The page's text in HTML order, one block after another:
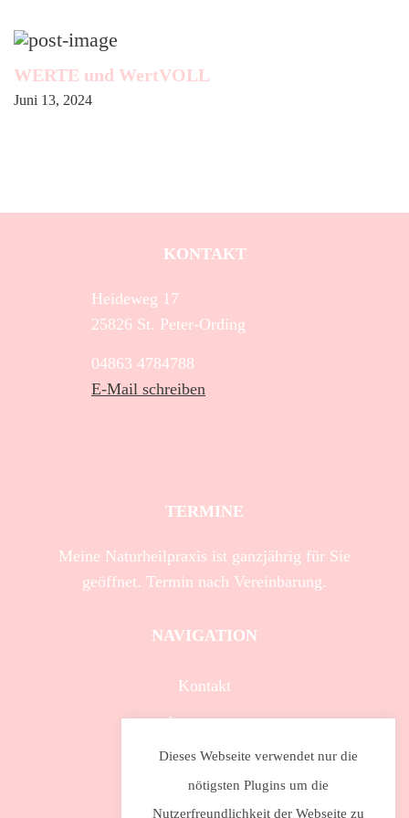
WERTE und WertVOLL
Juni 13, 2024
KONTAKT
Heideweg 17
25826 St. Peter-Ording
04863 4784788
E-Mail schreiben
TERMINE
Meine Naturheilpraxis ist ganzjährig für Sie
geöffnet. Termin nach Vereinbarung.
NAVIGATION
Kontakt
Impressum
Datenschutzerklärung
Dieses Webseite verwendet nur die
nötigsten Plugins um die
Nutzerfreundlichkeit der Webseite zu